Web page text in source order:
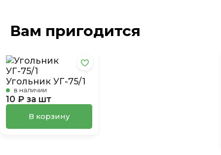
Вам пригодится
Угольник УГ-75/1
в наличии
10 ₽ за шт
В корзину